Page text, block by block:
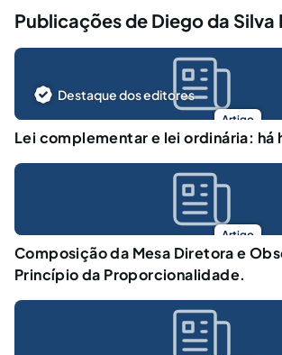
Publicações de Diego da Silva
Artigo
Destaque dos editores
Lei complementar e lei ordinária: há
Artigo
Composição da Mesa Diretora e
Princípio da Proporcionalidade.